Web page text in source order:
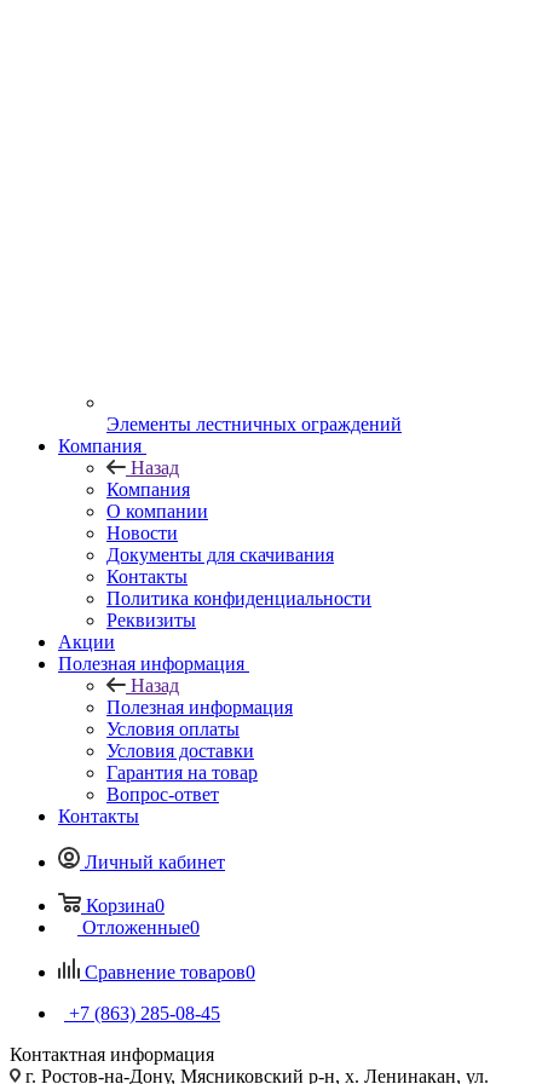
Элементы лестничных ограждений
Компания
Назад
Компания
О компании
Новости
Документы для скачивания
Контакты
Политика конфиденциальности
Реквизиты
Акции
Полезная информация
Назад
Полезная информация
Условия оплаты
Условия доставки
Гарантия на товар
Вопрос-ответ
Контакты
Личный кабинет
Корзина0
Отложенные0
Сравнение товаров0
+7 (863) 285-08-45
Контактная информация
г. Ростов-на-Дону, Мясниковский р-н, х. Ленинакан, ул.